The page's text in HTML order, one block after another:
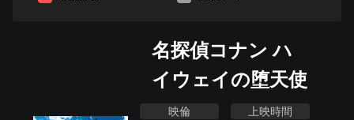
名探偵コナン ハ
イウェイの堕天使
映倫 上映時間